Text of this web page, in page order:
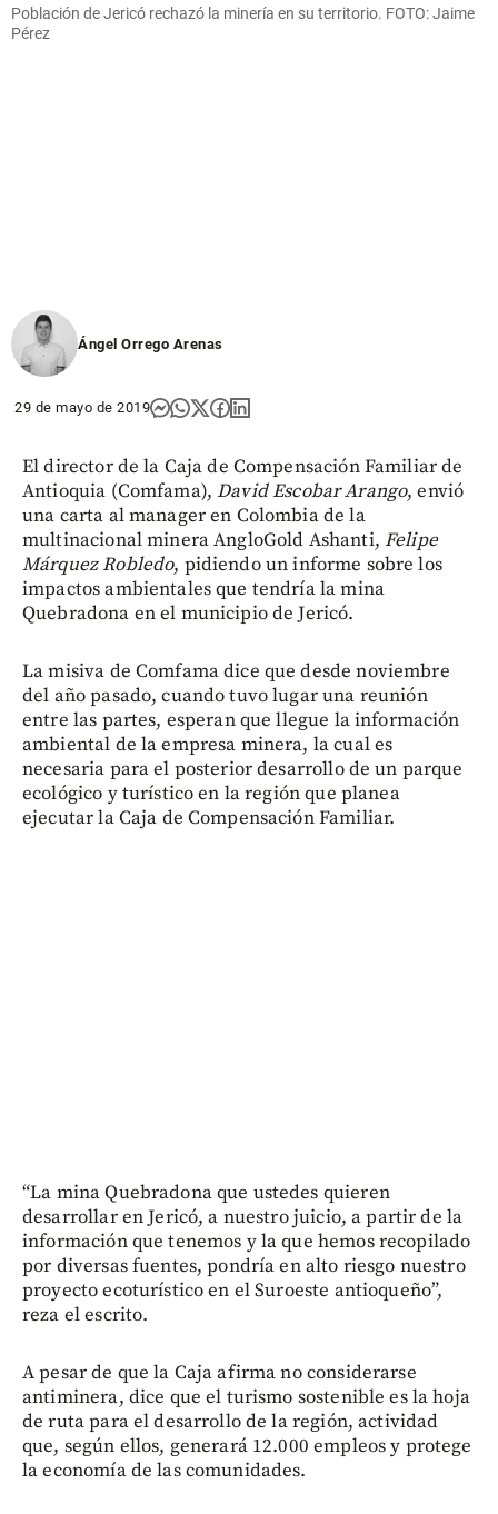
Población de Jericó rechazó la minería en su territorio. FOTO: Jaime
Pérez
Ángel Orrego Arenas
29 de mayo de 2019
El director de la Caja de Compensación Familiar de
Antioquia (Comfama),David Escobar Arango, envió
una carta al manager en Colombia de la
multinacional minera AngloGold Ashanti, Felipe
Márquez Robledo, pidiendo un informe sobre los
impactos ambientales que tendría la mina
Quebradona en el municipio de Jericó.
La misiva de Comfama dice que desde noviembre
del año pasado, cuando tuvo lugar una reunión
entre las partes, esperan que llegue la información
ambiental de la empresa minera, la cual es
necesaria para el posterior desarrollo de un parque
ecológico y turístico en la región que planea
ejecutar la Caja de Compensación Familiar.
“La mina Quebradona que ustedes quieren
desarrollar en Jericó, a nuestro juicio, a partir de la
información que tenemos y la que hemos recopilado
por diversas fuentes, pondría en alto riesgo nuestro
proyecto ecoturístico en el Suroeste antioqueño”,
reza el escrito.
A pesar de que la Caja afirma no considerarse
antiminera, dice que el turismo sostenible es la hoja
de ruta para el desarrollo de la región, actividad
que, según ellos, generará 12.000 empleos y protege
la economía de las comunidades.